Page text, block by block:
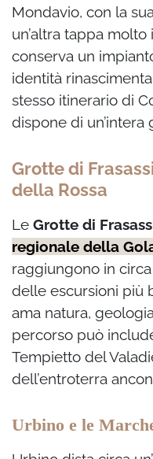
Mondavio, con la
un’altra tappa
conserva un
identità
stesso itinerario di
dispone di un’intera
Grotte di
della Rossa
Le Grotte di
regionale della
raggiungono in
delle escursioni più
ama natura,
percorso può
Tempietto del
dell’entroterra
Urbino e le